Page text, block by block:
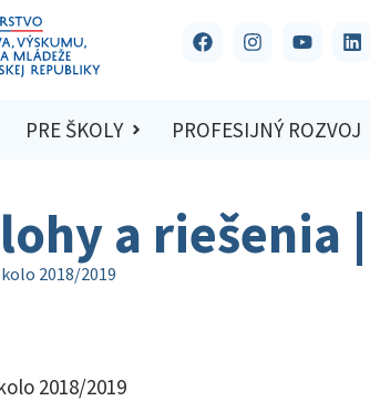
PRE ŠKOLY PROFESIJNÝ ROZVOJ
a riešenia
2018/2019
2018/2019